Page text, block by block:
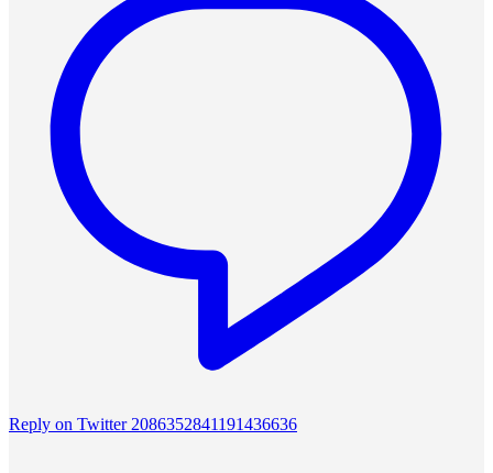
Reply on Twitter 2086352841191436636